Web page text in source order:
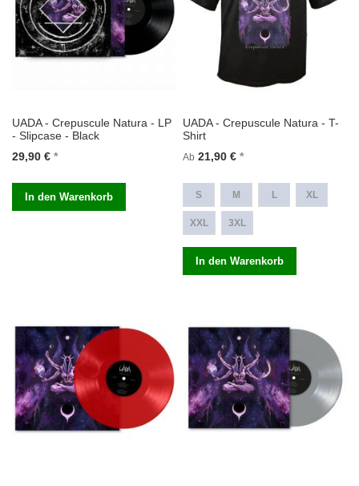
UADA - Crepuscule Natura - LP
- Slipcase - Black
29,90 €
In den Warenkorb
UADA - Crepuscule Natura - T-
Shirt
Ab 21,90 €
S M L XL
XXL 3XL
In den Warenkorb